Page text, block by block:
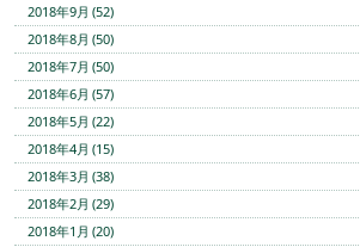
2018年9月 (52)
2018年8月 (50)
2018年7月 (50)
2018年6月 (57)
2018年5月 (22)
2018年4月 (15)
2018年3月 (38)
2018年2月 (29)
2018年1月 (20)